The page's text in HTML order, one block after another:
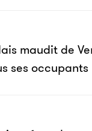
maudit de
ses occupants